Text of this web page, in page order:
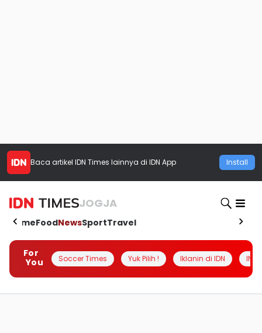
Baca artikel IDN Times lainnya di IDN App Install
JOGJA
HomeFoodNewsSportTravel
For
You
Soccer Times Yuk Pilih ! Iklanin di IDN